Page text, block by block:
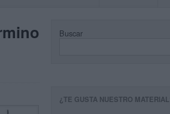
Buscar
¿TE GUSTA NUESTRO